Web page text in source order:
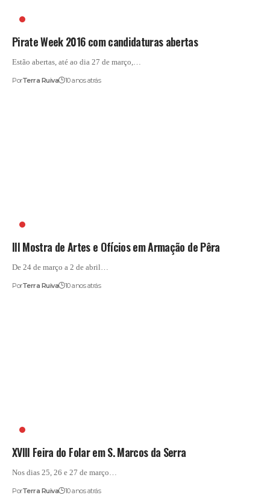
Pirate Week 2016 com candidaturas abertas
Estão abertas, até ao dia 27 de março,…
PorTerra Ruiva 10 anos atrás
III Mostra de Artes e Ofícios em Armação de Pêra
De 24 de março a 2 de abril…
PorTerra Ruiva 10 anos atrás
XVIII Feira do Folar em S. Marcos da Serra
Nos dias 25, 26 e 27 de março…
PorTerra Ruiva 10 anos atrás